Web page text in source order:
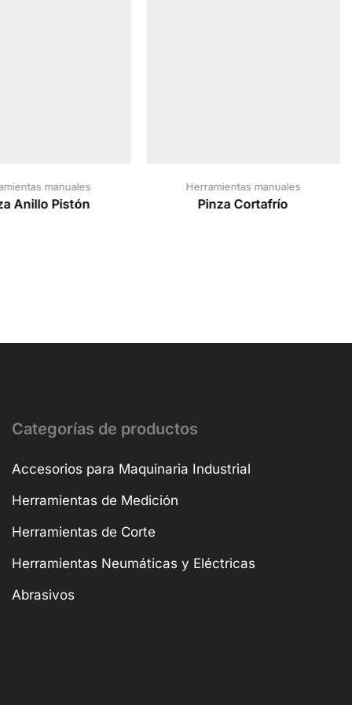
manuales
Anillo Pistón
Herramientas manuales
Pinza Cortafrío
Categorías de productos
Accesorios para Maquinaria Industrial
Herramientas de Medición
Herramientas de Corte
Herramientas Neumáticas y Eléctricas
Abrasivos